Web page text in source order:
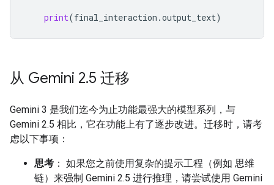
print(final_interaction .output_text)
从 Gemini 2.5 迁移
Gemini 3 是我们迄今为止功能最强大的模型系列，与
Gemini 2.5 相比，它在功能上有了逐步改进。迁移时，请考
虑以下事项：
思考 ： 如果您之前使用复杂的提示工程（例如 思维
链）来强制 Gemini 2.5 进行推理，请尝试使用 Gemini